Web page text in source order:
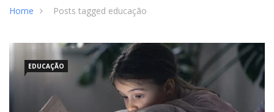
Home Posts tagged educação
EDUCAÇÃO